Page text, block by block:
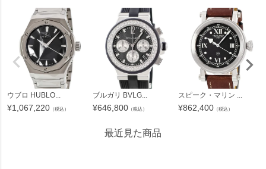
ウブロ HUBLO...
¥1,067,220 （税込）
ブルガリ BVLG...
¥646,800 （税込）
スピーク・マリン ...
¥862,400 （税込）
最近見た商品